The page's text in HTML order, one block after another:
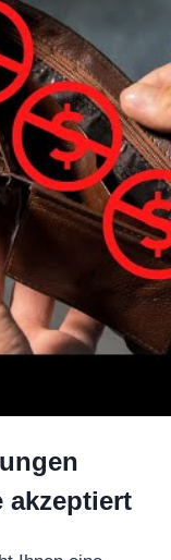
akzeptiert